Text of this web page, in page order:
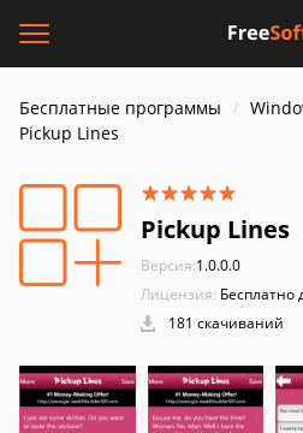
Бесплатные программы
Pickup Lines
Pickup Lines
Версия:1.0.0.0
Лицензия: Бесплатно
181 скачиваний